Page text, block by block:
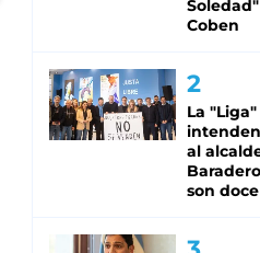
Coben
La
al
son doce